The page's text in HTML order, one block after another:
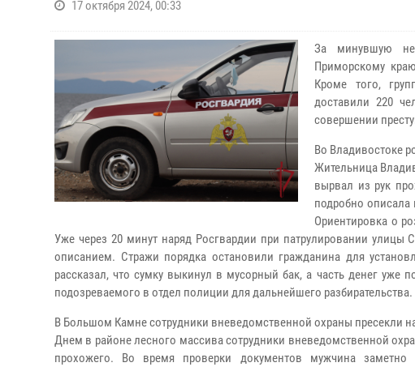
17 октября 2024, 00:33
За минувшую
Приморскому
Кроме того,
доставили 220
совершении
Во Владивостоке
Жительница
вырвал из рук
подробно
Ориентировка о
Уже через 20 минут наряд Росгвардии при патрулировании
описанием. Стражи порядка остановили гражданина для
рассказал, что сумку выкинул в мусорный бак, а часть денег уже
подозреваемого в отдел полиции для дальнейшего разбирательства.
В Большом Камне сотрудники вневедомственной охраны пресекли
Днем в районе лесного массива сотрудники вневедомственной
прохожего. Во время проверки документов мужчина